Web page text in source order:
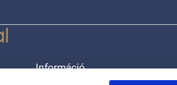
Információ